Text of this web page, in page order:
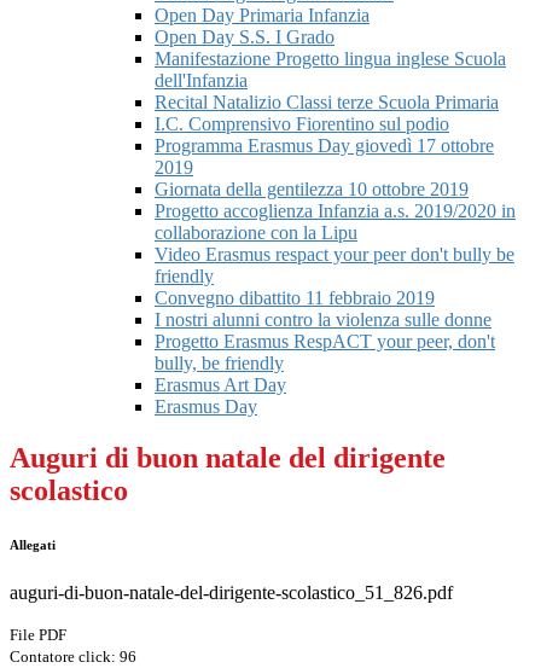
Open Day Primaria Infanzia
Open Day S.S. I Grado
Manifestazione Progetto lingua inglese Scuola
dell'Infanzia
Recital Natalizio Classi terze Scuola Primaria
I.C. Comprensivo Fiorentino sul podio
Programma Erasmus Day giovedì 17 ottobre
2019
Giornata della gentilezza 10 ottobre 2019
Progetto accoglienza Infanzia a.s. 2019/2020 in
collaborazione con la Lipu
Video Erasmus respact your peer don't bully be
friendly
Convegno dibattito 11 febbraio 2019
I nostri alunni contro la violenza sulle donne
Progetto Erasmus RespACT your peer, don't
bully, be friendly
Erasmus Art Day
Erasmus Day
Auguri di buon natale del dirigente
scolastico
Allegati
auguri-di-buon-natale-del-dirigente-scolastico_51_826.pdf
File PDF
Contatore click: 96